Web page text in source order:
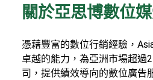
關於亞思博數位
憑藉豐富的數位行銷經驗，
卓越的能力，為亞洲市場超過
司，提供績效導向的數位廣告